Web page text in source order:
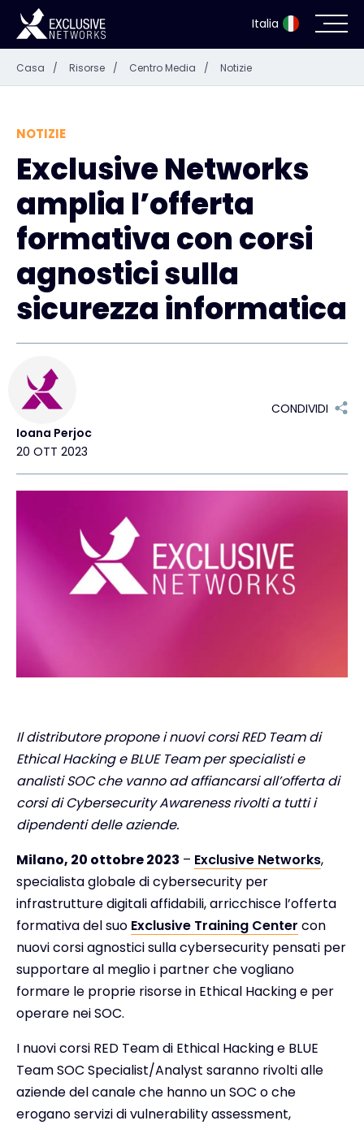
Italia
Sicurezza informatica
Ecosistema
Risorse
Azienda
Portale dei partner
Accesso Exclusive Access
Casa / Risorse / Centro Media / Notizie
NOTIZIE
Exclusive Networks
amplia l’offerta
formativa con corsi
agnostici sulla
sicurezza informatica
Ioana Perjoc
20 OTT 2023
CONDIVIDI
Il distributore propone i nuovi corsi RED Team di
Ethical Hacking e BLUE Team per specialisti e
analisti SOC che vanno ad affiancarsi all’offerta di
corsi di Cybersecurity Awareness rivolti a tutti i
dipendenti delle aziende.
Milano, 20 ottobre 2023 – Exclusive Networks,
specialista globale di cybersecurity per
infrastrutture digitali affidabili, arricchisce l’offerta
formativa del suo Exclusive Training Center con
nuovi corsi agnostici sulla cybersecurity pensati per
supportare al meglio i partner che vogliano
formare le proprie risorse in Ethical Hacking e per
operare nei SOC.
I nuovi corsi RED Team di Ethical Hacking e BLUE
Team SOC Specialist/Analyst saranno rivolti alle
aziende del canale che hanno un SOC o che
erogano servizi di vulnerability assessment,